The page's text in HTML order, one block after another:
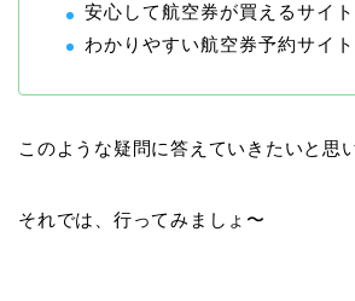
安心して航空券が買えるサイ
わかりやすい航空券予約サイ
このような疑問に答えていきたいと思
それでは、行ってみましょ〜